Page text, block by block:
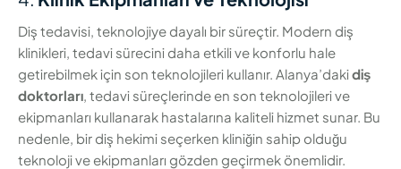
Diş tedavisi, teknolojiye dayalı bir süreçtir. Modern diş
klinikleri, tedavi sürecini daha etkili ve konforlu hale
getirebilmek için son teknolojileri kullanır. Alanya’dakidiş
doktorları , tedavi süreçlerinde en son teknolojileri ve
ekipmanları kullanarak hastalarına kaliteli hizmet sunar. Bu
nedenle, bir diş hekimi seçerken kliniğin sahip olduğu
teknoloji ve ekipmanları gözden geçirmek önemlidir.